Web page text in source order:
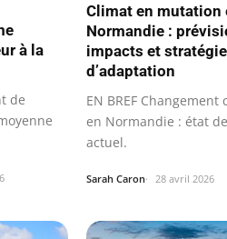
à la
de
Climat en mutation
Normandie :
impacts et
d’adaptation
EN BREF
en Normandie : état
actuel.
Sarah Caron 28 avril 2026